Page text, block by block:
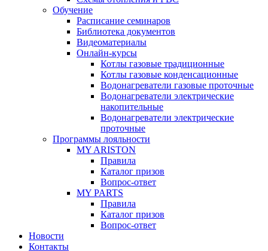
Обучение
Расписание семинаров
Библиотека документов
Видеоматериалы
Онлайн-курсы
Котлы газовые традиционные
Котлы газовые конденсационные
Водонагреватели газовые проточные
Водонагреватели электрические
накопительные
Водонагреватели электрические
проточные
Программы лояльности
MY ARISTON
Правила
Каталог призов
Вопрос-ответ
MY PARTS
Правила
Каталог призов
Вопрос-ответ
Новости
Контакты